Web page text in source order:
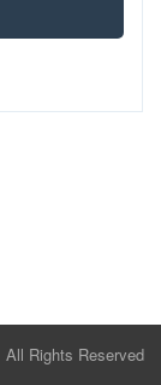
All Rights Reserved